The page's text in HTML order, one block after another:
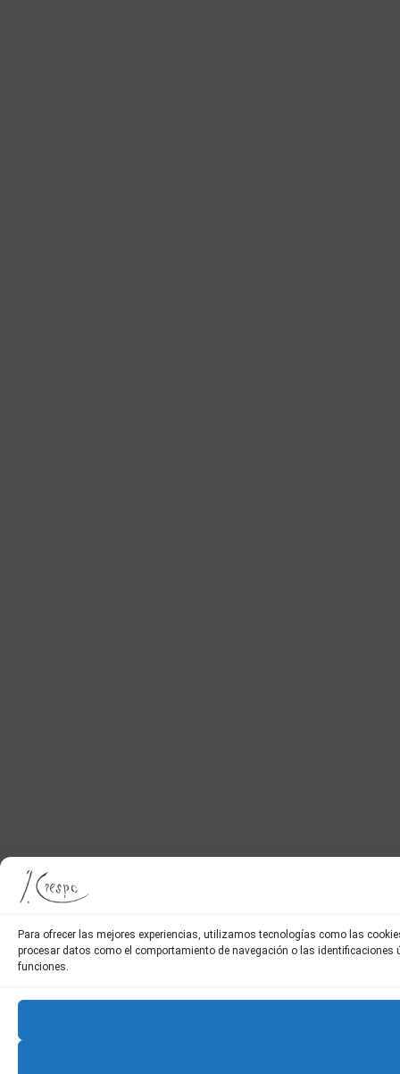
Para ofrecer las mejores experiencias, utilizamos tecnologías como las
procesar datos como el comportamiento de navegación o las
funciones.